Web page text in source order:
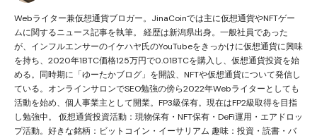
Webライター兼仮想通貨ブロガー。JinaCoinでは主に仮想通貨やNFTゲー
ムに関するニュース記事を執筆。 経歴は新潟県出身。一般社員であった
が、インフルエンサーのイケハヤ氏のYouTubeをきっかけに仮想通貨に興味
を持ち、2020年1BTC価格125万円で0.01BTCを購入し、仮想通貨投資を始
める。同時期に「ゆーたかブログ」を開設、NFTや仮想通貨について発信し
ている。オンラインサロンでSEO勉強の傍ら2022年Webライターとしても
活動を始め、個人事業主として開業。FP3級保有。現在はFP2級取得を目指
し勉強中。 仮想通貨投資活動：現物保有・NFT保有・DeFi運用・エアドロッ
プ活動。好きな銘柄：ビットコイン・イーサリアム 趣味：投資・読書・バ